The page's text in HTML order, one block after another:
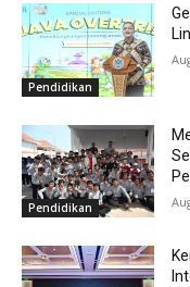
Pendidikan
Pendidikan